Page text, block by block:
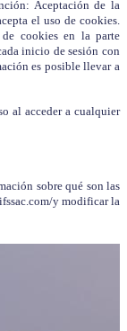
Aceptación de la
el uso de cookies.
cookies en la parte
inicio de sesión con
es posible llevar a
al acceder a cualquier
sobre qué son las
y modificar la